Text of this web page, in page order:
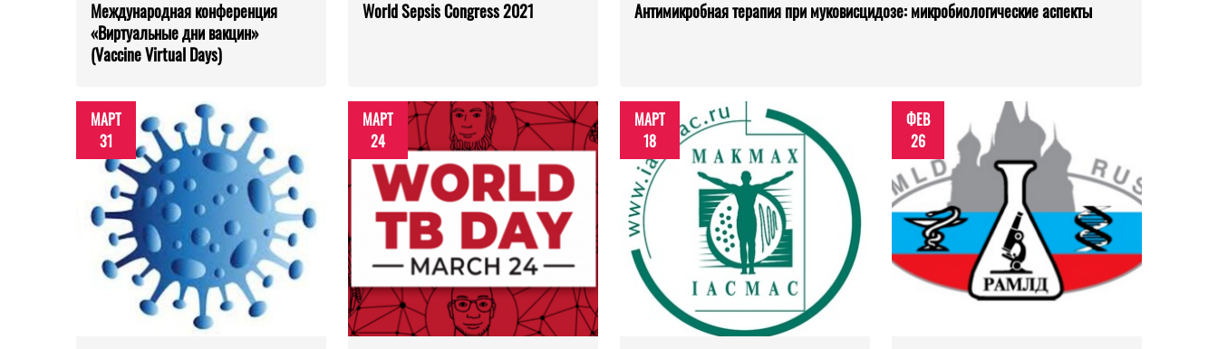
Международная конференция
«Виртуальные дни вакцин»
(Vaccine Virtual Days)
World Sepsis Congress 2021 Антимикробная терапия при муковисцидозе: микробиологические аспекты
МАРТ
31
МАРТ
24
МАРТ
18
ФЕВ
26